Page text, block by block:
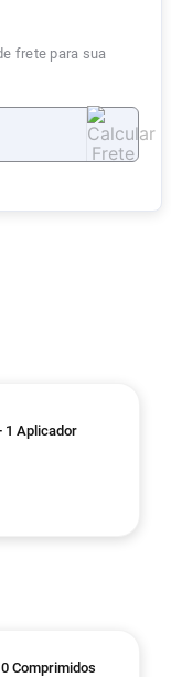
frete para sua
1 Aplicador
Comprimidos